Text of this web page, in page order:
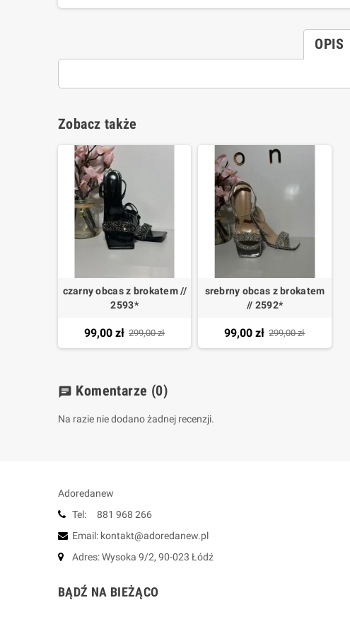
OPIS
Zobacz także
czarny obcas z brokatem //
2593*
99,00 zł 299,00 zł
srebrny obcas z brokatem
// 2592*
99,00 zł 299,00 zł
chat Komentarze (0)
Na razie nie dodano żadnej recenzji.
Adoredanew
Tel: 881 968 266
Email: kontakt@adoredanew.pl
Adres: Wysoka 9/2, 90-023 Łódź
BĄDŹ NA BIEŻĄCO